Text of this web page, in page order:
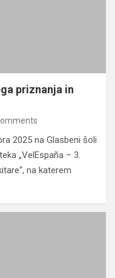
priznanja in
2025 na Glasbeni šoli
„VelEspaña – 3.
na katerem